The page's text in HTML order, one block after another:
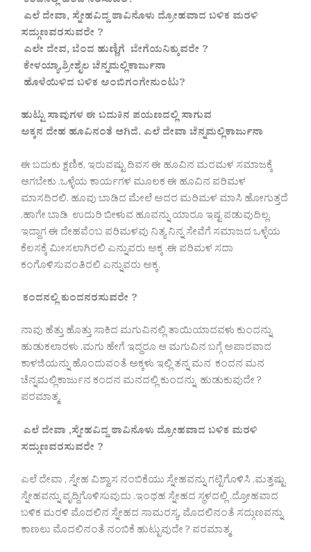
ಎಲೆ ದೇವಾ, ಸ್ನೇಹವಿದ್ದ ಠಾವಿನೊಳು ದ್ರೋಹವಾದ ಬಳಿಕ ಮರಳಿ
ಸದ್ಗುಣವರಸುವರೇ ?
ಎಲೇ ದೇವ, ಬೆಂದ ಹುಣ್ಣಿಗೆ ಬೇಗೆಯನಿಕ್ಕುವರೇ ?
ಕೇಳಯ್ಯಾ,ಶ್ರೀಶೈಲ ಚೆನ್ನಮಲ್ಲಿಕಾರ್ಜುನಾ
ಹೊಳೆಯಿಳಿದ ಬಳಿಕ ಅಂಬಿಗಂಗೇನುಂಟು?
ಹುಟ್ಟು ಸಾವುಗಳ ಈ ಬದುಕಿನ ಪಯಣದಲ್ಲಿ ಸಾಗುವ
ಅಕ್ಕನ ದೇಹ ಹೂವಿನಂತೆ ಆಗಿದೆ. ಎಲೆ ದೇವಾ ಚೆನ್ನಮಲ್ಲಿಕಾರ್ಜುನಾ
ಈ ಬದುಕು ಕ್ಷಣಿಕ, ಇರುವಷ್ಟು ದಿವಸ ಈ ಹೂವಿನ ಮರಮಳ ಸಮಾಜಕ್ಕೆ
ಆಗಬೇಕು .ಒಳ್ಳೆಯ ಕಾರ್ಯಗಳ ಮೂಲಕ ಈ ಹೂವಿನ ಪರಿಮಳ
ಮಾಸದಿರಲಿ. ಹೂವು ಬಾಡಿದ ಮೇಲೆ ಅದರ ಮರಿಮಳ ಮಾಸಿ ಹೋಗುತ್ತದೆ
.ಹಾಗೇ ಬಾಡಿ ಉದುರಿ ಬೀಳುವ ಹೂವನ್ನು ಯಾರೂ ಇಷ್ಟ ಪಡುವುದಿಲ್ಲ.
ಇದ್ದಾಗ ಈ ದೇಹವೆಂಬ ಪರಿಮಳವು ನಿತ್ಯ ನಿನ್ನ ಸೇವೆಗೆ ಸಮಾಜದ ಒಳ್ಳೆಯ
ಕೆಲಸಕ್ಕೆ ಮೀಸಲಾಗಿರಲಿ ಎನ್ನುವರು ಅಕ್ಕ .ಈ ಪರಿಮಳ ಸದಾ
ಕಂಗೊಳಿಸುವಂತಿರಲಿ ಎನ್ನುವರು ಅಕ್ಕ.
ಕಂದನಲ್ಲಿ ಕುಂದನರಸುವರೇ ?
ನಾವು ಹೆತ್ತು ಹೊತ್ತು ಸಾಕಿದ ಮಗುವಿನಲ್ಲಿ ತಾಯಿಯಾದವಳು ಕುಂದನ್ನು
ಹುಡುಕಲಾರಳು .ಮಗು ಹೇಗೆ ಇದ್ದರೂ ಆ ಮಗುವಿನ ಬಗ್ಗೆ ಅಪಾರವಾದ
ಕಾಳಜಿಯನ್ನು ಹೊಂದುವಂತೆ ಅಕ್ಕಳು ಇಲ್ಲಿ ತನ್ನ ಮನ ಕಂದನ ಮನ
ಚೆನ್ನಮಲ್ಲಿಕಾರ್ಜುನ ಕಂದನ ಮನದಲ್ಲಿ ಕುಂದನ್ನು ಹುಡುಕುವುದೇ ?
ಪರಮಾತ್ಮ.
ಎಲೆ ದೇವಾ ,ಸ್ನೇಹವಿದ್ದ ಠಾವಿನೊಳು ದ್ರೋಹವಾದ ಬಳಿಕ ಮರಳಿ
ಸದ್ಗುಣವರಸುವರೇ ?
ಎಲೆ ದೇವಾ , ಸ್ನೇಹ ವಿಶ್ವಾಸ ನಂಬಿಕೆಯು ಸ್ನೇಹವನ್ನು ಗಟ್ಟಿಗೊಳಿಸಿ ,ಮತ್ತಷ್ಟು
ಸ್ನೇಹವನ್ನು ವೃದ್ದಿಗೊಳಿಸುವುದು .ಇಂಥಹ ಸ್ನೇಹದ ಸ್ಥಳದಲ್ಲಿ ,ದ್ರೋಹವಾದ
ಬಳಿಕ ಮರಳಿ ಮೊದಲಿನ ಸ್ನೇಹದ ಸಾಮರಸ್ಯ, ಮೊದಲಿನಂತೆ ಸದ್ಗುಣವನ್ನು
ಕಾಣಲು ಮೊದಲಿನಂತೆ ನಂಬಿಕೆ ಹುಟ್ಟುವುದೇ ? ಪರಮಾತ್ಮ.